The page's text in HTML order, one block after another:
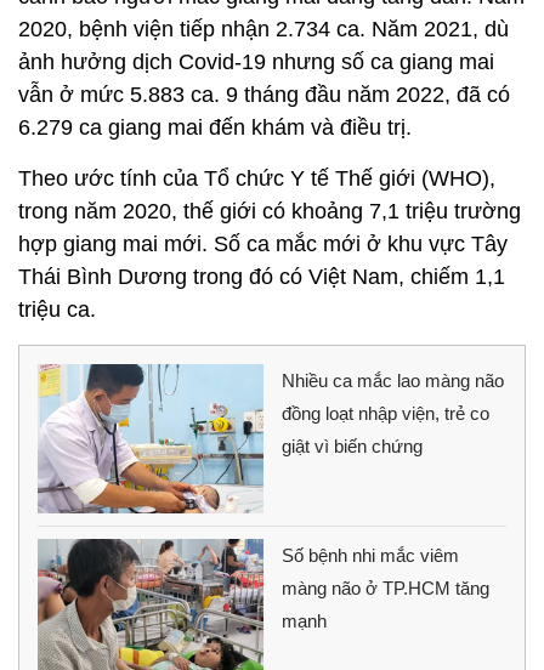
2020, bệnh viện tiếp nhận 2.734 ca. Năm 2021, dù
ảnh hưởng dịch Covid-19 nhưng số ca giang mai
vẫn ở mức 5.883 ca. 9 tháng đầu năm 2022, đã có
6.279 ca giang mai đến khám và điều trị.
Theo ước tính của Tổ chức Y tế Thế giới (WHO),
trong năm 2020, thế giới có khoảng 7,1 triệu trường
hợp giang mai mới. Số ca mắc mới ở khu vực Tây
Thái Bình Dương trong đó có Việt Nam, chiếm 1,1
triệu ca.
Nhiều ca mắc lao màng não
đồng loạt nhập viện, trẻ co
giật vì biến chứng
Số bệnh nhi mắc viêm
màng não ở TP.HCM tăng
mạnh